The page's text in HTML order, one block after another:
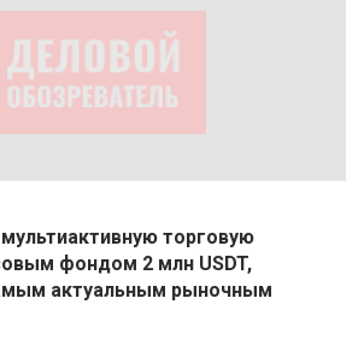
торговую
фондом 2 млн USDT,
актуальным рыночным